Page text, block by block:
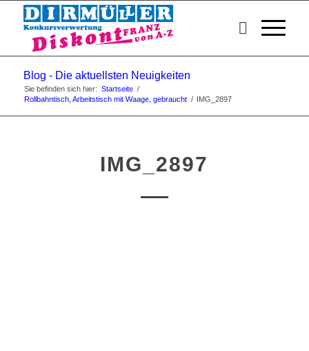
Blog - Die aktuellsten Neuigkeiten
Sie befinden sich hier: Startseite /
Rollbahntisch, Arbeitstisch mit Waage, gebraucht / IMG_2897
IMG_2897